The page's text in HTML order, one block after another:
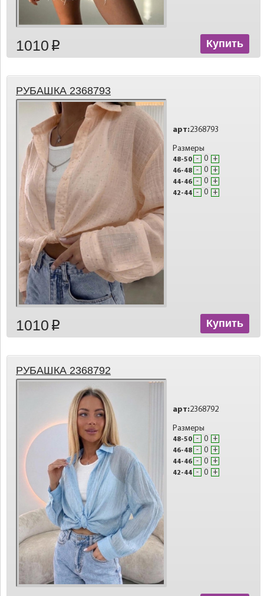
1010 p Купить
РУБАШКА 2368793
арт:2368793
Размеры
48-50 - +
46-48 - +
44-46 - +
42-44 - +
1010 p Купить
РУБАШКА 2368792
арт:2368792
Размеры
48-50 - +
46-48 - +
44-46 - +
42-44 - +